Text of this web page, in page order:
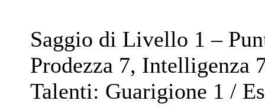
Saggio di Livello 1 –
Prodezza 7, Intelligenza
Talenti: Guarigione 1 /